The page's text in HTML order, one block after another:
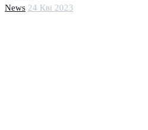
News 24 Кві 2023